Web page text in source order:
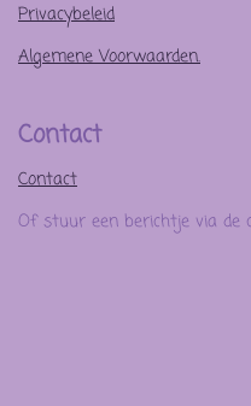
Privacybeleid
Algemene Voorwaarden.
Contact
Contact
Of stuur een berichtje via de